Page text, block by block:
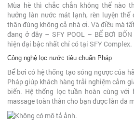
Mùa hè thì chắc chắn không thể nào
hưởng làn nước mát lạnh, rèn luyện
thân đúng không cả nhà ơi. Và điều mà
đang ở đây – SFY POOL – BỂ BƠI
hiện đại bậc nhất chỉ có tại SFY Complex.
Công nghệ lọc nước tiêu chuẩn Pháp
Bể bơi có hệ thống tạo sóng ngược của
Pháp giúp khách hàng trải nghiệm cảm
biển. Hệ thống lọc tuần hoàn cùng với
massage toàn thân cho bạn được làn da